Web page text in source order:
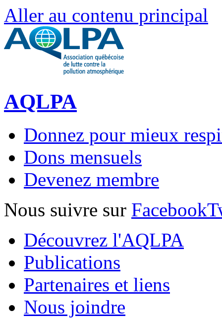
Aller au contenu principal
AQLPA
Donnez pour mieux
Dons mensuels
Devenez membre
Nous suivre sur Facebook
Découvrez l'AQLPA
Publications
Partenaires et liens
Nous joindre